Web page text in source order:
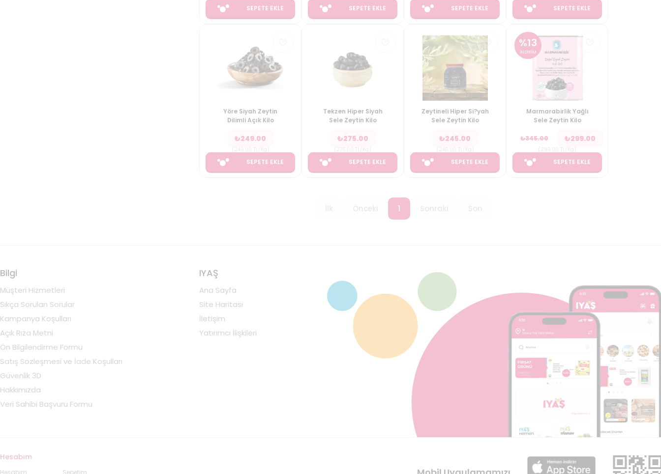
SEPETE EKLE SEPETE EKLE SEPETE EKLE SEPETE EKLE
Yöre Siyah Zeytin
Dilimli Açık Kilo
₺249.00
SEPETE EKLE
Tekzen Hiper Siyah
Sele Zeytin Kilo
₺275.00
SEPETE EKLE
Zeytineli Hiper Si?yah
Sele Zeytin Kilo
₺245.00
SEPETE EKLE
%13
İNDİRİM
Marmarabirlik Yağlı
Sele Zeytin Kilo
₺345.00 ₺299.00
SEPETE EKLE
1
Bilgi
Müşteri Hizmetleri
Sıkça Sorulan Sorular
Kampanya Koşulları
Açık Rıza Metni
Ön Bilgilendirme Formu
Satış Sözleşmesi ve İade Koşulları
Güvenlik 3D
Hakkımızda
Veri Sahibi Başvuru Formu
IYAŞ
Ana Sayfa
Site Haritası
İletişim
Yatırımcı İlişkileri
Hesabım
Hesabım Sepetim